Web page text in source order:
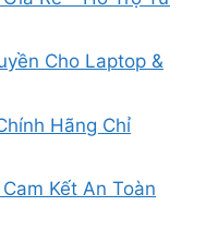
Cho Laptop &
Hãng Chỉ
Kết An Toàn